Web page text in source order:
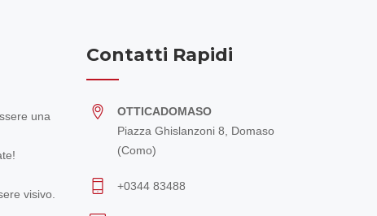
una
visivo.
Contatti Rapidi
OTTICADOMASO
Piazza Ghislanzoni 8, Domaso
(Como)
+0344 83488